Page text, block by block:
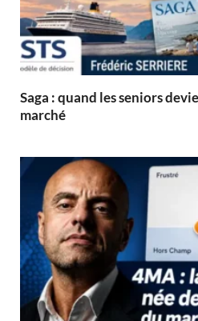
Saga : quand les seniors
marché